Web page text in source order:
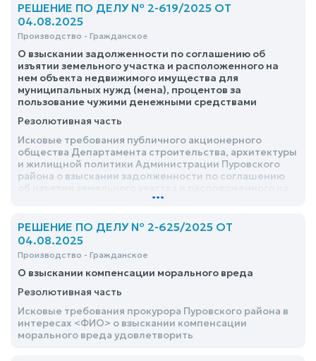
РЕШЕНИЕ ПО ДЕЛУ № 2-619/2025 ОТ
04.08.2025
Производство - Гражданское
О взыскании задолженности по соглашению об
изъятии земельного участка и расположенного на
нем объекта недвижимого имущества для
муниципальных нужд (мена), процентов за
пользование чужими денежными средствами
Резолютивная часть
Исковые требования публичного акционерного
общества Департамента строительства, архитектуры
и жилищной политики Администрации Пуровского
района о взыскании задолженности по соглашению
нем объекта недвижимого имущества для
пользование чужими денежными средствами
удовлетворить
...
РЕШЕНИЕ ПО ДЕЛУ № 2-625/2025 ОТ
04.08.2025
Производство - Гражданское
О взыскании компенсации морального вреда
Резолютивная часть
Исковые требования прокурора Пуровского района в
интересах <ФИО> о взыскании компенсации
морального вреда удовлетворить